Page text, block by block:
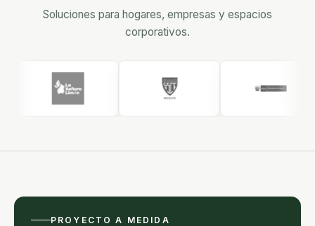
Soluciones para hogares, empresas y espacios
corporativos.
PROYECTO A MEDIDA